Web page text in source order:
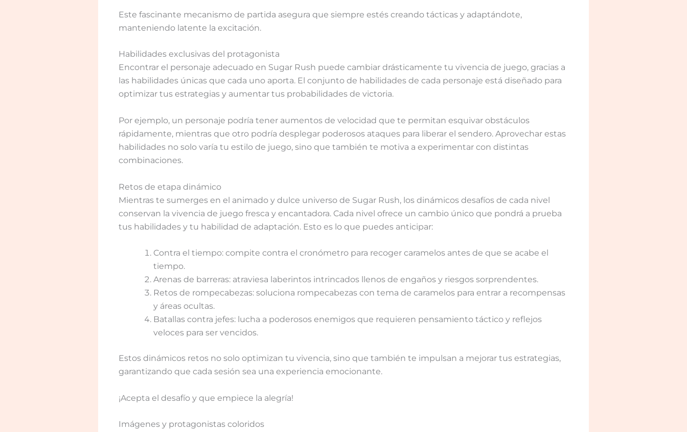
Este fascinante mecanismo de partida asegura que siempre estés creando tácticas y adaptándote,
manteniendo latente la excitación.
Habilidades exclusivas del protagonista
Encontrar el personaje adecuado en Sugar Rush puede cambiar drásticamente tu vivencia de juego, gracias a
las habilidades únicas que cada uno aporta. El conjunto de habilidades de cada personaje está diseñado para
optimizar tus estrategias y aumentar tus probabilidades de victoria.
Por ejemplo, un personaje podría tener aumentos de velocidad que te permitan esquivar obstáculos
rápidamente, mientras que otro podría desplegar poderosos ataques para liberar el sendero. Aprovechar estas
habilidades no solo varía tu estilo de juego, sino que también te motiva a experimentar con distintas
combinaciones.
Retos de etapa dinámico
Mientras te sumerges en el animado y dulce universo de Sugar Rush, los dinámicos desafíos de cada nivel
conservan la vivencia de juego fresca y encantadora. Cada nivel ofrece un cambio único que pondrá a prueba
tus habilidades y tu habilidad de adaptación. Esto es lo que puedes anticipar:
Contra el tiempo: compite contra el cronómetro para recoger caramelos antes de que se acabe el
tiempo.
Arenas de barreras: atraviesa laberintos intrincados llenos de engaños y riesgos sorprendentes.
Retos de rompecabezas: soluciona rompecabezas con tema de caramelos para entrar a recompensas
y áreas ocultas.
Batallas contra jefes: lucha a poderosos enemigos que requieren pensamiento táctico y reflejos
veloces para ser vencidos.
Estos dinámicos retos no solo optimizan tu vivencia, sino que también te impulsan a mejorar tus estrategias,
garantizando que cada sesión sea una experiencia emocionante.
¡Acepta el desafío y que empiece la alegría!
Imágenes y protagonistas coloridos